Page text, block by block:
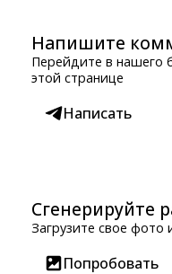
Напишите
Перейдите в нашего
этой странице
Написать
Сгенерируйте
Загрузите свое фото
Попробовать